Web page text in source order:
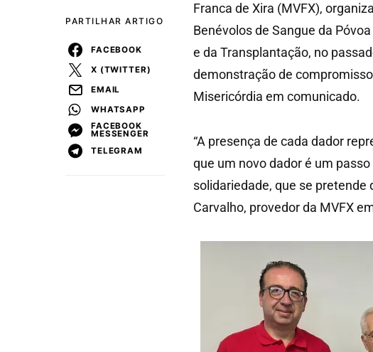
PARTILHAR ARTIGO
FACEBOOK
X (TWITTER)
EMAIL
WHATSAPP
FACEBOOK
MESSENGER
TELEGRAM
Franca de Xira (MVFX),
Benévolos de Sangue da
e da Transplantação, no
demonstração de
Misericórdia em comunicado.
“A presença de cada dador
que um novo dador é um
solidariedade, que se pretende
Carvalho, provedor da MVFX